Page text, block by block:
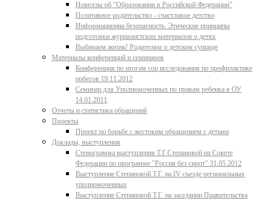
Новеллы об "Образовании в Российской Федерации"
Позитивное родительство - счастливое детство
Информационна безопасность. Этические принципы
подготовки журналистских материалов о детях
Выбираем жизнь! Родителям о детском суициде
Материалы конференций и семинаров
Конференция по итогам соц исследования по профилактике
побегов 19.11.2012
Семинар для Уполномоченных по правам ребенка в ОУ
14.01.2011
Отчеты и статистика обращений
Проекты
Проект по борьбе с жестоким обращением с детьми
Доклады, выступления
Стенограмма выступления Т.Г.Степановой на Совете
Федерации по программе "Россия без сирот" 31.05.2012
Выступление Степановой Т.Г. на IV съезде региональных
уполномоченных
Выступление Степановой Т.Г. на заседании Правительства